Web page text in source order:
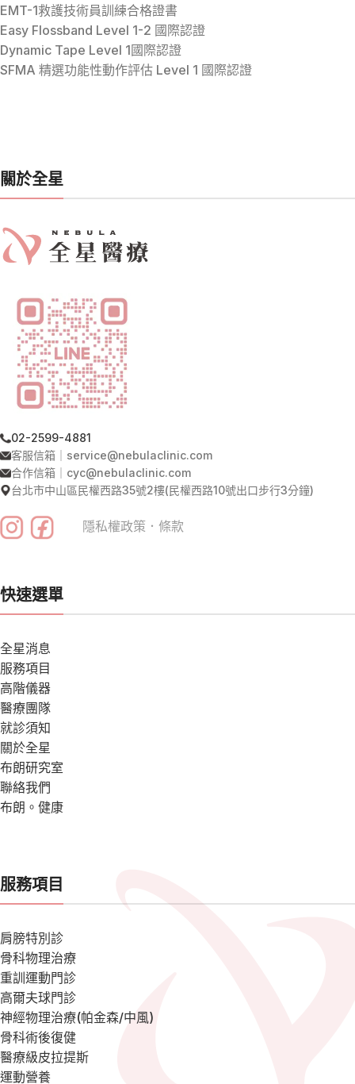
EMT-1救護技術員訓練合格證書
Easy Flossband Level 1-2 國際認證
Dynamic Tape Level 1國際認證
SFMA 精選功能性動作評估 Level 1 國際認證
關於全星
02-2599-4881
客服信箱｜service@nebulaclinic.com
合作信箱｜cyc@nebulaclinic.com
台北市中山區民權西路35號2樓(民權西路10號出口步行3分鐘)
隱私權政策 ． 條款
快速選單
全星消息
服務項目
高階儀器
醫療團隊
就診須知
關於全星
布朗研究室
聯絡我們
布朗。健康
服務項目
肩膀特別診
骨科物理治療
重訓運動門診
高爾夫球門診
神經物理治療(帕金森/中風)
骨科術後復健
醫療級皮拉提斯
運動營養